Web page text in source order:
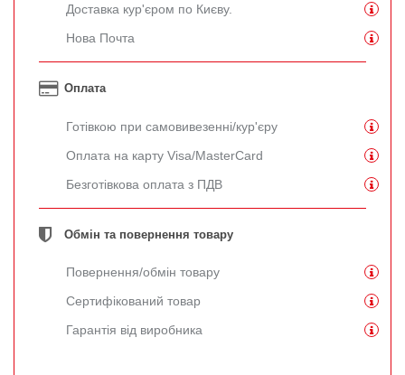
Доставка кур'єром по Києву.
Нова Почта
Оплата
Готівкою при самовивезенні/кур'єру
Оплата на карту Visa/MasterCard
Безготівкова оплата з ПДВ
Обмін та повернення товару
Повернення/обмін товару
Сертифікований товар
Гарантія від виробника